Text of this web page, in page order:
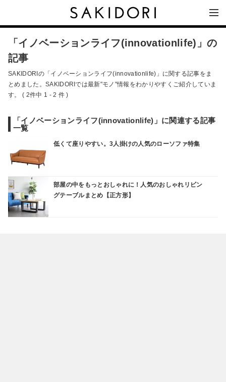
「イノベーションライフ(innovationlife)」の
記事
SAKIDORIの「イノベーションライフ(innovationlife)」に関する記事をま
とめました。SAKIDORIでは最新"モノ"情報をわかりやすくご紹介していま
す。 ( 2件中 1 - 2 件 )
「イノベーションライフ(innovationlife)」に関連する記事
一覧
低くて座りやすい。3人掛けの人気のローソファ特集
部屋の中をもっとおしゃれに！人気のおしゃれリビン
グテーブルまとめ【正方形】